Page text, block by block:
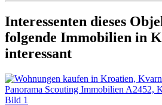
Interessenten dieses
folgende Immobilien in
interessant